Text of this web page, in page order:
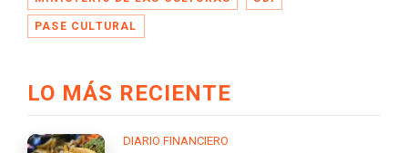
PASE CULTURAL
LO MÁS RECIENTE
DIARIO FINANCIERO